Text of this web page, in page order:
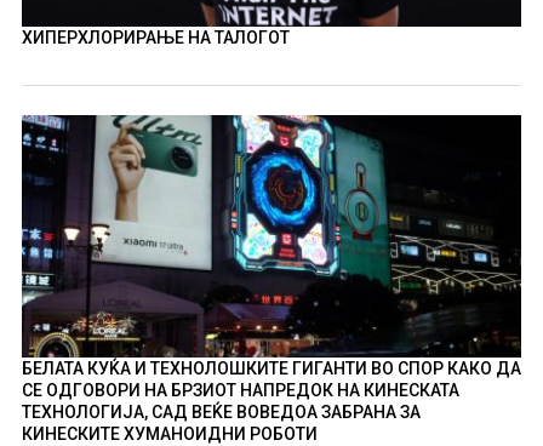
ХИПЕРХЛОРИРАЊЕ НА ТАЛОГОТ
БЕЛАТА КУЌА И ТЕХНОЛОШКИТЕ ГИГАНТИ ВО СПОР КАКО ДА
СЕ ОДГОВОРИ НА БРЗИОТ НАПРЕДОК НА КИНЕСКАТА
ТЕХНОЛОГИЈА, САД ВЕЌЕ ВОВЕДОА ЗАБРАНА ЗА
КИНЕСКИТЕ ХУМАНОИДНИ РОБОТИ